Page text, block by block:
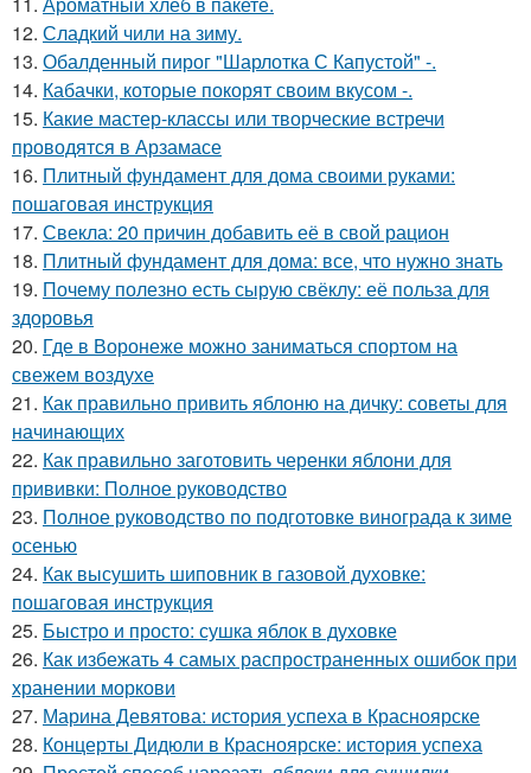
12. Сладкий чили на зиму.
13. Обалденный пирог "Шарлотка С Капустой" -.
14. Кабачки, которые покорят своим вкусом -.
15. Какие мастер-классы или творческие встречи
проводятся в Арзамасе
16. Плитный фундамент для дома своими руками:
пошаговая инструкция
17. Свекла: 20 причин добавить её в свой рацион
18. Плитный фундамент для дома: все, что нужно знать
19. Почему полезно есть сырую свёклу: её польза для
здоровья
20. Где в Воронеже можно заниматься спортом на
свежем воздухе
21. Как правильно привить яблоню на дичку: советы для
начинающих
22. Как правильно заготовить черенки яблони для
прививки: Полное руководство
23. Полное руководство по подготовке винограда к зиме
осенью
24. Как высушить шиповник в газовой духовке:
пошаговая инструкция
25. Быстро и просто: сушка яблок в духовке
26. Как избежать 4 самых распространенных ошибок при
хранении моркови
27. Марина Девятова: история успеха в Красноярске
28. Концерты Дидюли в Красноярске: история успеха